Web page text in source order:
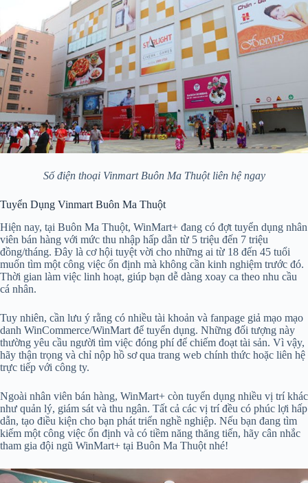
Số điện thoại Vinmart Buôn Ma Thuột liên hệ ngay
Tuyển Dụng Vinmart Buôn Ma Thuột
Hiện nay, tại Buôn Ma Thuột, WinMart+ đang có đợt tuyển dụng nhân
viên bán hàng với mức thu nhập hấp dẫn từ 5 triệu đến 7 triệu
đồng/tháng. Đây là cơ hội tuyệt vời cho những ai từ 18 đến 45 tuổi
muốn tìm một công việc ổn định mà không cần kinh nghiệm trước đó.
Thời gian làm việc linh hoạt, giúp bạn dễ dàng xoay ca theo nhu cầu
cá nhân.
Tuy nhiên, cần lưu ý rằng có nhiều tài khoản và fanpage giả mạo mạo
danh WinCommerce/WinMart để tuyển dụng. Những đối tượng này
thường yêu cầu người tìm việc đóng phí để chiếm đoạt tài sản. Vì vậy,
hãy thận trọng và chỉ nộp hồ sơ qua trang web chính thức hoặc liên hệ
trực tiếp với công ty.
Ngoài nhân viên bán hàng, WinMart+ còn tuyển dụng nhiều vị trí khác
như quản lý, giám sát và thu ngân. Tất cả các vị trí đều có phúc lợi hấp
dẫn, tạo điều kiện cho bạn phát triển nghề nghiệp. Nếu bạn đang tìm
kiếm một công việc ổn định và có tiềm năng thăng tiến, hãy cân nhắc
tham gia đội ngũ WinMart+ tại Buôn Ma Thuột nhé!